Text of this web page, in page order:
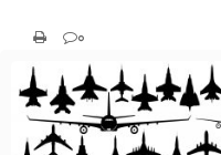
۰